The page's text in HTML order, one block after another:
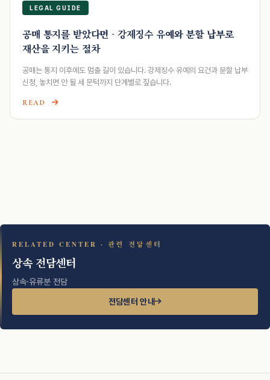
LEGAL GUIDE
공매 통지를 받았다면 - 강제징수 유예와 분할 납부로
재산을 지키는 절차
공매는 통지 이후에도 멈출 길이 있습니다. 강제징수 유예의 요건과 분할 납부
신청, 놓치면 안 될 세 문턱까지 단계별로 짚습니다.
READ
RELATED CENTER · 관련 전담센터
상속 전담센터
상속·유류분 전담
전담센터 안내